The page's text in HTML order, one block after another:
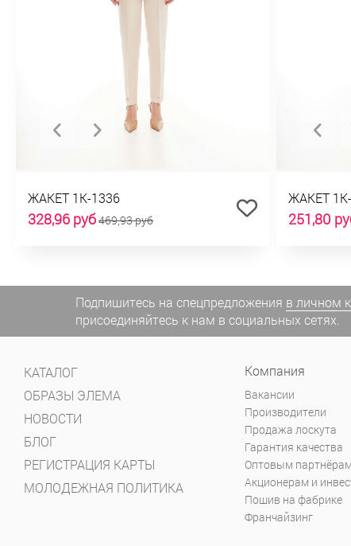
ЖАКЕТ 1К-1336
328,96 руб469,93 руб
ЖАКЕТ
251,80
Подпишитесь на спецпредложения в личном
присоединяйтесь к нам в социальных сетях.
КАТАЛОГ
ОБРАЗЫ ЭЛЕМА
НОВОСТИ
БЛОГ
РЕГИСТРАЦИЯ КАРТЫ
МОЛОДЕЖНАЯ ПОЛИТИКА
Компания
Вакансии
Производители
Продажа лоскута
Гарантия качества
Оптовым партнёрам
Акционерам и
Пошив на фабрике
Франчайзинг